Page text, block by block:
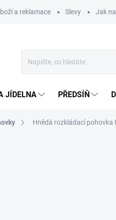
a reklamace Slevy Jak
JÍDELNA PŘEDSÍŇ
Hnědá rozkládací pohovka